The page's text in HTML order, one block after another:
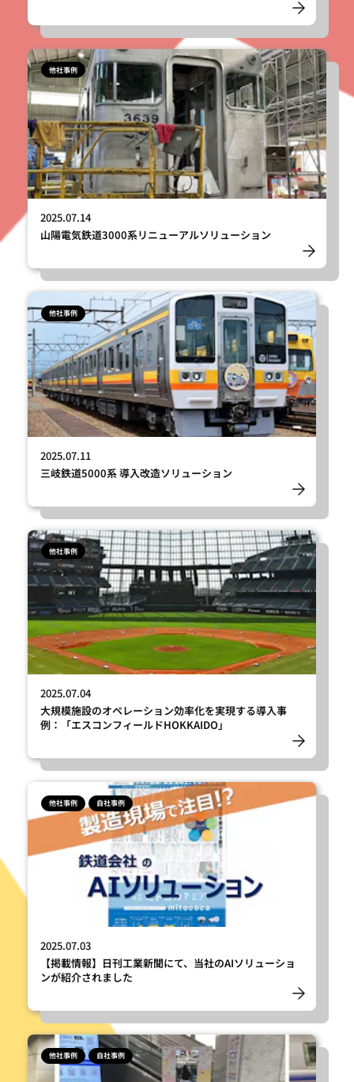
他社事例
2025.07.14
山陽電気鉄道3000系リニューアルソリューション
他社事例
2025.07.11
三岐鉄道5000系 導入改造ソリューション
他社事例
2025.07.04
大規模施設のオペレーション効率化を実現する導入事
例：「エスコンフィールドHOKKAIDO」
他社事例 自社事例
2025.07.03
【掲載情報】日刊工業新聞にて、当社のAIソリューショ
ンが紹介されました
他社事例 自社事例